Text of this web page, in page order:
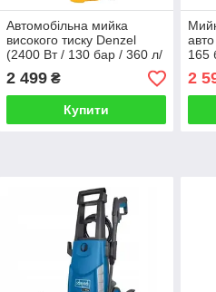
Автомобільна мийка
високого тиску Denzel
(2400 Вт / 130 бар / 360 л/
год)
2 499₴
Купити
165
2